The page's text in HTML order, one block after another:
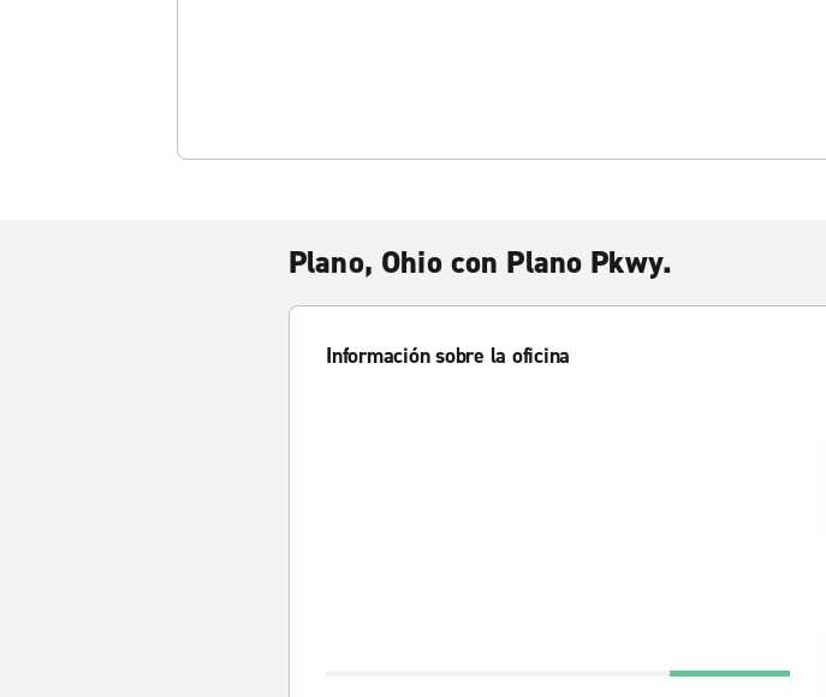
Plano, Ohio con Plano Pkwy.
Información sobre la oficina